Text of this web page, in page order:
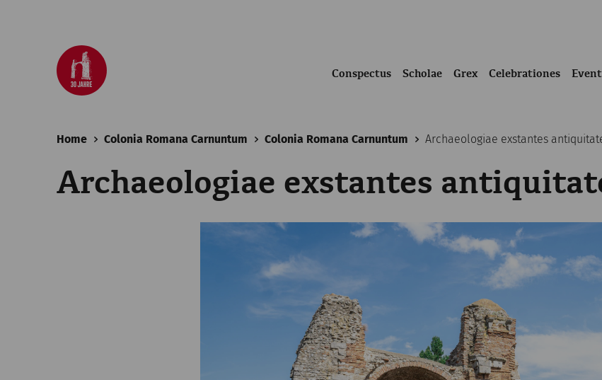
Conspectus Scholae Grex Celebrationes
Home Colonia Romana Carnuntum Colonia Romana Carnuntum Archaeologiae exstantes
Archaeologiae exstantes